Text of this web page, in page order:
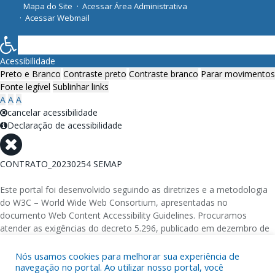
Mapa do Site
Acessar Área Administrativa
Acessar Webmail
Nós usamos cookies para melhorar sua experiência de
navegação no portal. Ao utilizar nosso portal, você
Acessibilidade
Preto e Branco Contraste preto Contraste branco Parar movimentos
Fonte legível Sublinhar links
A A A
cancelar acessibilidade
Declaração de acessibilidade
CONTRATO_20230254 SEMAP
Este portal foi desenvolvido seguindo as diretrizes e a metodologia
do W3C – World Wide Web Consortium, apresentadas no
documento Web Content Accessibility Guidelines. Procuramos
atender as exigências do decreto 5.296, publicado em dezembro de
eletrônicos da administração pública na rede mundial de
computadores para o uso das pessoas com necessidades especiais,